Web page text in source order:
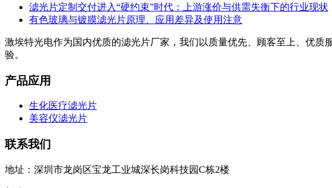
滤光片定制交付进入“硬约束”时代：上游涨价与供需失衡下的行业现状
有色玻璃与镀膜滤光片原理、应用差异及使用注意
激埃特光电作为国内优质的滤光片厂家，我们以质量优先、顾客至上、优
验。
产品应用
生化医疗滤光片
美容仪滤光片
联系我们
地址：深圳市龙岗区宝龙工业城深长岗科技园C栋2楼